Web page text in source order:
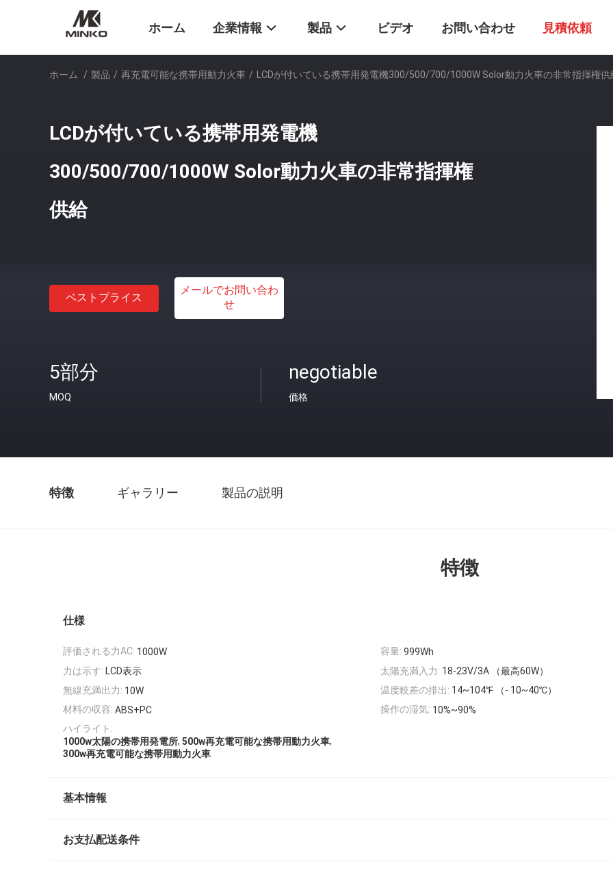
ホーム 企業情報 製品 ビデオ お問い合わせ 見積依頼
ホーム / 製品 / 再充電可能な携帯用動力火車 / LCDが付いている携帯用発電機300/500/700/1000W Solor動力火車の非常指揮権供
LCDが付いている携帯用発電機
300/500/700/1000W Solor動力火車の非常指揮権
供給
ベストプライス
メールでお問い合わ
せ
5部分
MOQ
negotiable
価格
特徴 ギャラリー 製品の説明
特徴
仕様
評価される力AC: 1000W 容量: 999Wh
力は示す: LCD表示 太陽充満入力: 18-23V/3A （最高60W）
無線充満出力: 10W 温度較差の排出: 14~104℉ （- 10~40℃）
材料の収容: ABS+PC 操作の湿気: 10%~90%
ハイライト:
1000w太陽の携帯用発電所, 500w再充電可能な携帯用動力火車,
300w再充電可能な携帯用動力火車
基本情報
お支払配送条件